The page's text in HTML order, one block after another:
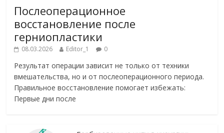
Послеоперационное
восстановление после
герниопластики
08.03.2026 Editor_1 0
Результат операции зависит не только от техники
вмешательства, но и от послеоперационного периода.
Правильное восстановление помогает избежать:
Первые дни после